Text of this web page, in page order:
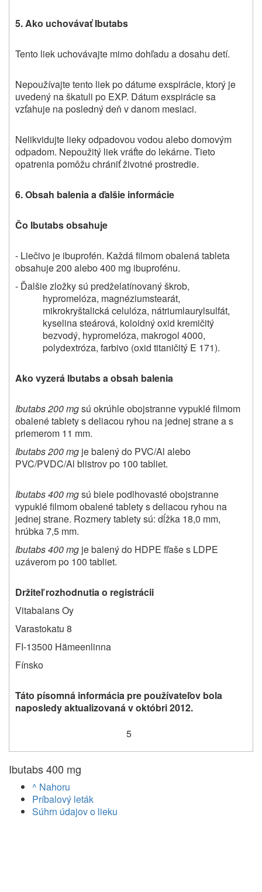
5.Ako uchovávať Ibutabs
Tento liek uchovávajte mimo dohľadu a dosahu detí.
Nepoužívajte tento liek po dátume exspirácie, ktorý je
uvedený na škatuli po EXP. Dátum exspirácie sa
vzťahuje na posledný deň v danom mesiaci.
Nelikvidujte lieky odpadovou vodou alebo domovým
odpadom. Nepoužitý liek vráťte do lekárne. Tieto
opatrenia pomôžu chrániť životné prostredie.
6.Obsah balenia a ďalšie informácie
Čo Ibutabs obsahuje
- Liečivo je ibuprofén. Každá filmom obalená tableta
obsahuje 200 alebo 400 mg ibuprofénu.
- Ďalšie zložky sú predželatínovaný škrob,
hypromelóza, magnéziumstearát,
mikrokryštalická celulóza, nátriumlaurylsulfát,
kyselina steárová, koloidný oxid kremičitý
bezvodý, hypromelóza, makrogol 4000,
polydextróza, farbivo (oxid titaničitý E 171).
Ako vyzerá Ibutabs a obsah balenia
Ibutabs 200 mgsú okrúhle obojstranne vypuklé filmom
obalené tablety s deliacou ryhou na jednej strane a s
priemerom 11 mm.
Ibutabs 200 mg je balený do PVC/Al alebo
PVC/PVDC/Al blistrov po 100 tabliet.
Ibutabs 400 mgsú biele podlhovasté obojstranne
vypuklé filmom obalené tablety s deliacou ryhou na
jednej strane. Rozmery tablety sú: dĺžka 18,0 mm,
hrúbka 7,5 mm.
Ibutabs 400 mg je balený do HDPE fľaše s LDPE
uzáverom po 100 tabliet.
Držiteľ rozhodnutia o registrácii
Vitabalans Oy
Varastokatu 8
FI-13500 Hämeenlinna
Fínsko
Táto písomná informácia pre používateľov bola
naposledyaktualizovanáv októbri 2012.
5
Ibutabs 400 mg
^ Nahoru
Príbalový leták
Súhrn údajov o lieku